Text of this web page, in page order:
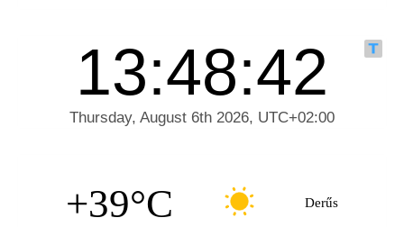
+39°C Derűs